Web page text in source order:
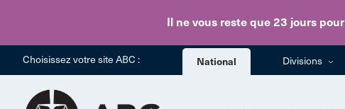
Il ne vous reste que 23 jourspour
Choisissez votre site ABC : National Divisions